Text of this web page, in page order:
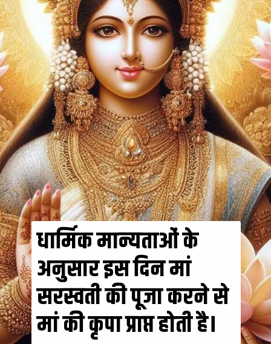
धार्मिक मान्यताओं के
अनुसार इस दिन मां
सरस्वती की पूजा करने से
मां की कृपा प्राप्त होती है।